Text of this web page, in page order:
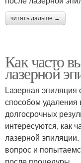
читать дальше →
Как часто
лазерной
Lазерная эпиляция
способом удаления
долгосрочных
интересуются, как
лазерной
вопрос и